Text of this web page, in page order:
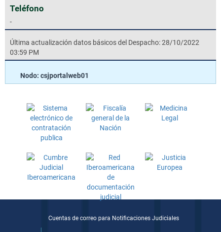
Teléfono
-
Última actualización datos básicos del Despacho: 28/10/2022
03:59 PM
Nodo: csjportalweb01
Cuentas de correo para Notificaciones Judiciales